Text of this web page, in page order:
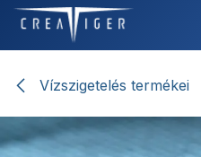
Továbbugrás a tartalomhoz
Vízszigetelés termékei